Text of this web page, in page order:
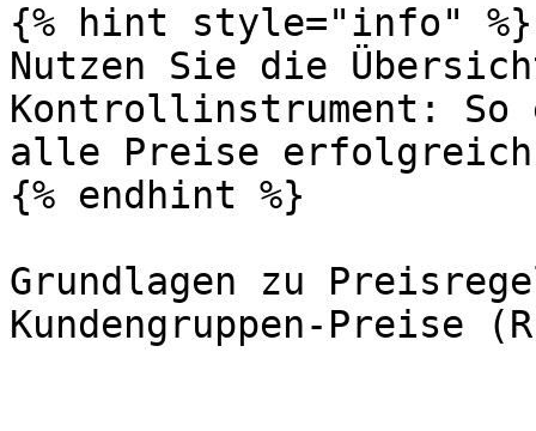
{% hint style="info" %}
Nutzen Sie die
Kontrollinstrument: So
alle Preise erfolgreich
{% endhint %}
Grundlagen zu
Kundengruppen-Preise